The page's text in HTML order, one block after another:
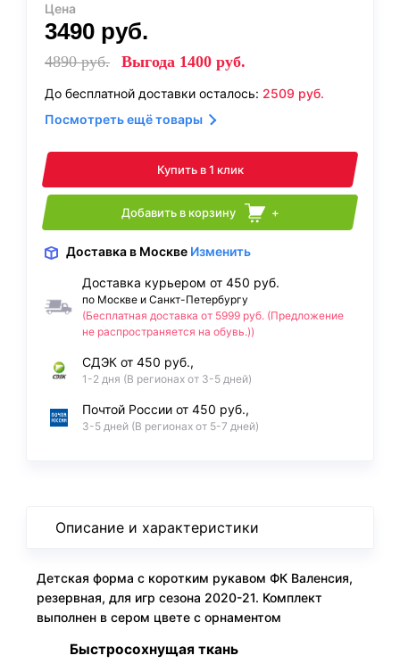
Цена
3490 руб.
4890руб. Выгода 1400 руб.
До бесплатной доставки осталось: 2509 руб.
Посмотреть ещё товары
Купить в 1 клик
Добавить в корзину +
Доставка в Москве Изменить
Доставка курьером от 450 руб.
по Москве и Санкт-Петербургу
(Бесплатная доставка от 5999 руб. (Предложение
не распространяется на обувь.))
СДЭК от 450 руб.,
1-2 дня (В регионах от 3-5 дней)
Почтой России от 450 руб.,
3-5 дней (В регионах от 5-7 дней)
Описание и характеристики
Детская форма с коротким рукавом ФК Валенсия,
резервная, для игр сезона 2020-21. Комплект
выполнен в сером цвете с орнаментом
Быстросохнущая ткань